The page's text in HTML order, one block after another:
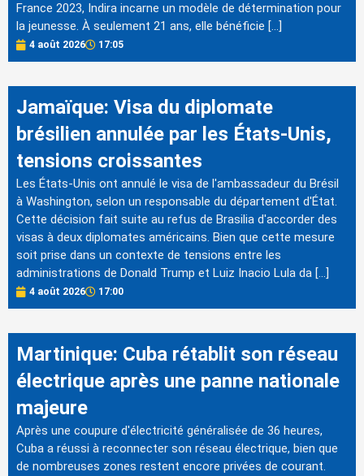
France 2023, Indira incarne un modèle de détermination pour
la jeunesse. À seulement 21 ans, elle bénéficie […]
4 août 2026 17:05
Jamaïque: Visa du diplomate
brésilien annulée par les États-Unis,
tensions croissantes
Les États-Unis ont annulé le visa de l'ambassadeur du Brésil
à Washington, selon un responsable du département d'État.
Cette décision fait suite au refus de Brasilia d'accorder des
visas à deux diplomates américains. Bien que cette mesure
soit prise dans un contexte de tensions entre les
administrations de Donald Trump et Luiz Inacio Lula da […]
4 août 2026 17:00
Martinique: Cuba rétablit son réseau
électrique après une panne nationale
majeure
Après une coupure d'électricité généralisée de 36 heures,
Cuba a réussi à reconnecter son réseau électrique, bien que
de nombreuses zones restent encore privées de courant.